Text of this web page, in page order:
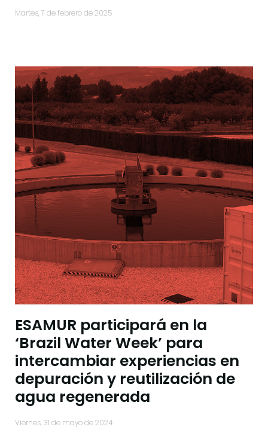
martes, 11 de febrero de 2025
ESAMUR participará en la
‘Brazil Water Week’ para
intercambiar experiencias en
depuración y reutilización de
agua regenerada
viernes, 31 de mayo de 2024